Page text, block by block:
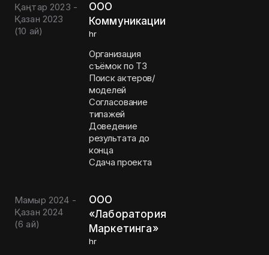
Қаңтар 2023 -
Қазан 2023
(10 ай)
ООО
Коммуникации
hr
Организация
съёмок по ТЗ
Поиск актеров/
моделей
Согласование
типажей
Доведение
результата до
конца
Сдача проекта
Мамыр 2024 -
Қазан 2024
(6 ай)
ООО
«Лаборатория
Маркетинга»
hr